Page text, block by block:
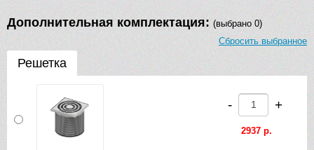
Дополнительная комплектация: (выбрано 0)
Сбросить выбранное
Решетка
- +
2937 р.